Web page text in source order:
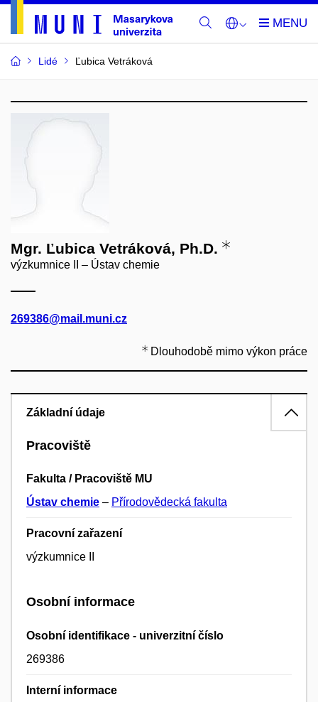
Lidé Ľubica Vetráková
Mgr. Ľubica Vetráková, Ph.D.
výzkumnice II – Ústav chemie
269386@mail.muni.cz
Dlouhodobě mimo výkon práce
Základní údaje
Pracoviště
Fakulta / Pracoviště MU
Ústav chemie – Přírodovědecká fakulta
Pracovní zařazení
výzkumnice II
Osobní informace
Osobní identifikace - univerzitní číslo
269386
Interní informace